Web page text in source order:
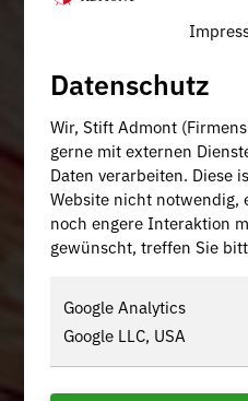
Datenschutz
Wir, Stift Admont
gerne mit externen
Daten verarbeiten. Diese
Website nicht notwendig,
noch engere Interaktion
gewünscht, treffen Sie
Google Analytics
Google LLC, USA